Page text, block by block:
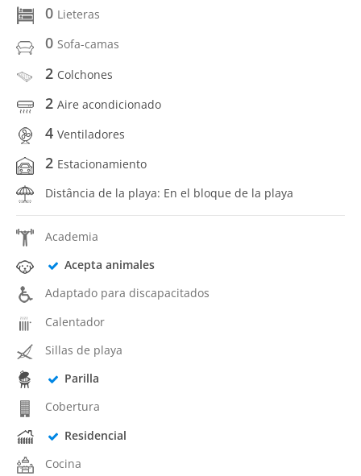
0 Lieteras
0 Sofa-camas
2 Colchones
2 Aire acondicionado
4 Ventiladores
2 Estacionamiento
Distância de la playa: En el bloque de la playa
Academia
Acepta animales
Adaptado para discapacitados
Calentador
Sillas de playa
Parilla
Cobertura
Residencial
Cocina